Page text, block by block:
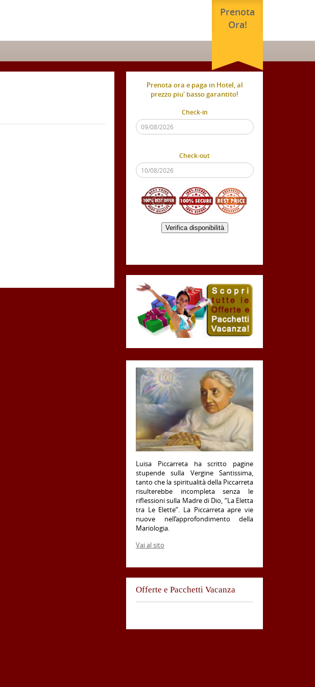
Prenota
Ora!
Prenota ora e paga in Hotel, al
prezzo piu' basso garantito!
Check-in
Check-out
Verifica disponibilità
Luisa Piccarreta ha scritto pagine
stupende sulla Vergine Santissima,
tanto che la spiritualità della Piccarreta
risulterebbe incompleta senza le
riflessioni sulla Madre di Dio, “La Eletta
tra Le Elette”. La Piccarreta apre vie
nuove nell’approfondimento della
Mariologia.
Vai al sito
Offerte e Pacchetti Vacanza